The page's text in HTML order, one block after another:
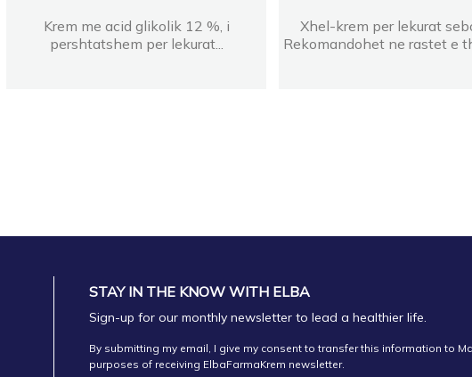
Krem me acid glikolik 12 %, i
pershtatshem per lekurat...
Xhel-krem per lekurat
Rekomandohet ne rastet e
STAY IN THE KNOW WITH ELBA
Sign-up for our monthly newsletter to lead a healthier life.
By submitting my email, I give my consent to transfer this information to
purposes of receiving ElbaFarmaKrem newsletter.